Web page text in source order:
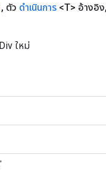
, ตัว ดำเนินการ <T> อ้างอิง,
ใหม่